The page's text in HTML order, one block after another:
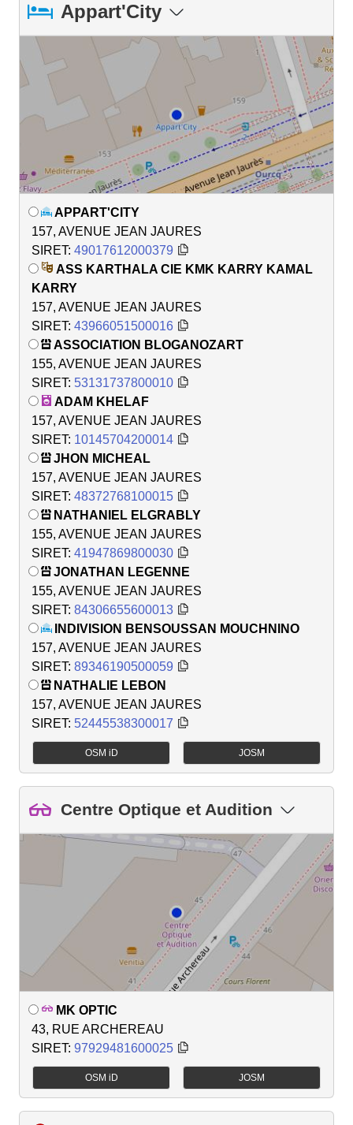
Appart'City
APPART'CITY
157, AVENUE JEAN JAURES
SIRET: 49017612000379
ASS KARTHALA CIE KMK KARRY KAMAL
KARRY
157, AVENUE JEAN JAURES
SIRET: 43966051500016
ASSOCIATION BLOGANOZART
155, AVENUE JEAN JAURES
SIRET: 53131737800010
ADAM KHELAF
157, AVENUE JEAN JAURES
SIRET: 10145704200014
JHON MICHEAL
157, AVENUE JEAN JAURES
SIRET: 48372768100015
NATHANIEL ELGRABLY
155, AVENUE JEAN JAURES
SIRET: 41947869800030
JONATHAN LEGENNE
155, AVENUE JEAN JAURES
SIRET: 84306655600013
INDIVISION BENSOUSSAN MOUCHNINO
157, AVENUE JEAN JAURES
SIRET: 89346190500059
NATHALIE LEBON
157, AVENUE JEAN JAURES
SIRET: 52445538300017
OSM iD JOSM
Centre Optique et Audition
MK OPTIC
43, RUE ARCHEREAU
SIRET: 97929481600025
OSM iD JOSM